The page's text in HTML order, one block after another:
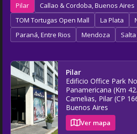
Pilar
Callao & Cordoba, Buenos Aires
TOM Tortugas Open Mall
La Plata
Paraná, Entre Rios
Mendoza Salta
Pilar
Edificio Office Park
Panamericana (Km
Camelias, Pilar (CP
Buenos Aires
Ver mapa